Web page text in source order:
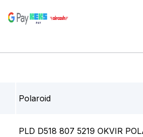
Polaroid
PLD D518 807 5219 OKVIR